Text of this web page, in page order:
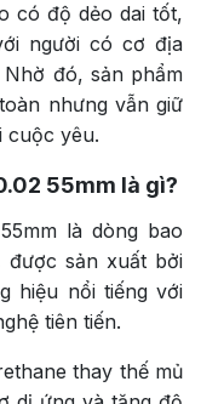
có độ dẻo dai tốt,
người có cơ địa
đó, sản phẩm
nhưng vẫn giữ
cuộc yêu.
55mm là gì?
là dòng bao
sản xuất bởi
hiệu nổi tiếng với
tiên tiến.
thay thế mủ